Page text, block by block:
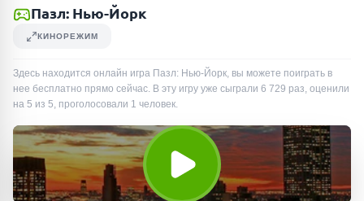
Пазл: Нью-Йорк
КИНОРЕЖИМ
Здесь находится онлайн игра Пазл: Нью-Йорк, вы можете поиграть в
нее бесплатно прямо сейчас. В эту игру уже сыграли 6 729 раз, оценили
на 5 из 5, проголосовали 1 человек.